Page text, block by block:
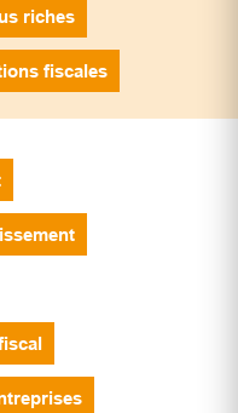
riches
fiscales